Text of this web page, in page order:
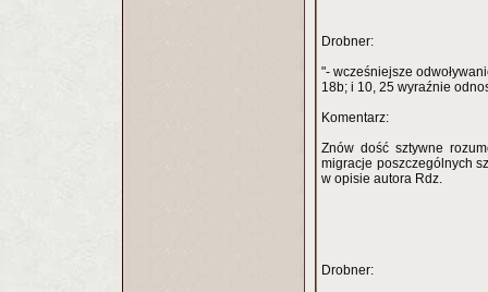
Drobner:
"- wcześniejsze
18b; i 10, 25 wyraźnie
Komentarz:
Znów dość sztywne
migracje poszczególnych
w opisie autora Rdz.
Drobner: